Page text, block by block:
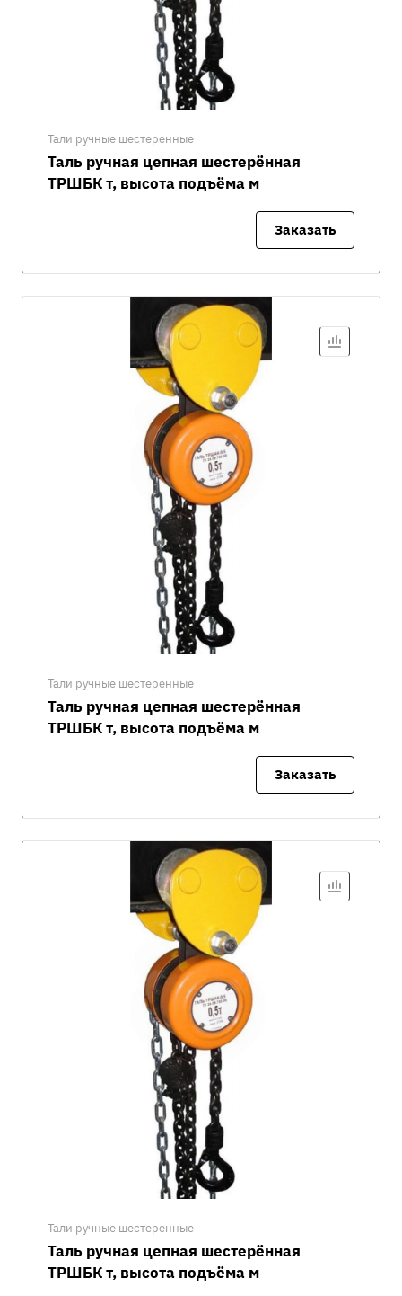
Тали ручные шестеренные
Таль ручная цепная шестерённая
ТРШБК т, высота подъёма м
Заказать
Тали ручные шестеренные
Таль ручная цепная шестерённая
ТРШБК т, высота подъёма м
Заказать
Тали ручные шестеренные
Таль ручная цепная шестерённая
ТРШБК т, высота подъёма м